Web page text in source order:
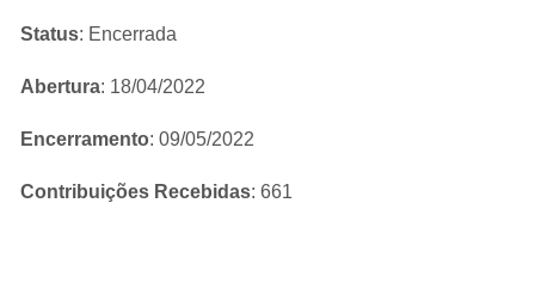
Status: Encerrada
Abertura: 18/04/2022
Encerramento: 09/05/2022
Contribuições Recebidas: 661